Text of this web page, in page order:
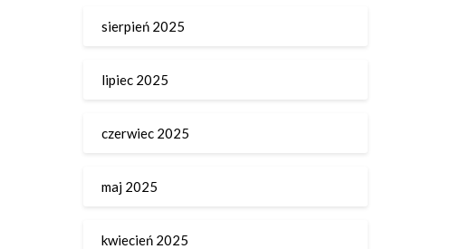
sierpień 2025
lipiec 2025
czerwiec 2025
maj 2025
kwiecień 2025